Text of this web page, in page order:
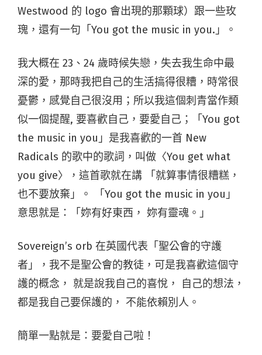
Westwood 的 logo 會出現的那顆球）跟一些玫
瑰，還有一句「You got the music in you.」。
我大概在 23、24 歲時候失戀，失去我生命中最
深的愛，那時我把自己的生活搞得很糟，時常很
憂鬱，感覺自己很沒用；所以我這個刺青當作類
似一個提醒, 要喜歡自己，要愛自己；「You got
the music in you」是我喜歡的一首 New
Radicals 的歌中的歌詞，叫做〈You get what
you give〉，這首歌就在講 「就算事情很糟糕，
也不要放棄」。 「You got the music in you」
意思就是：「妳有好東西， 妳有靈魂。」
Sovereign’s orb 在英國代表「聖公會的守護
者」，我不是聖公會的教徒，可是我喜歡這個守
護的概念， 就是說我自己的喜悅， 自己的想法，
都是我自己要保護的， 不能依賴別人。
簡單一點就是：要愛自己啦！